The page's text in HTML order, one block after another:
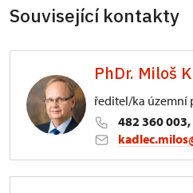
Související kontakty
PhDr. Miloš
ředitel/ka územní
482 360